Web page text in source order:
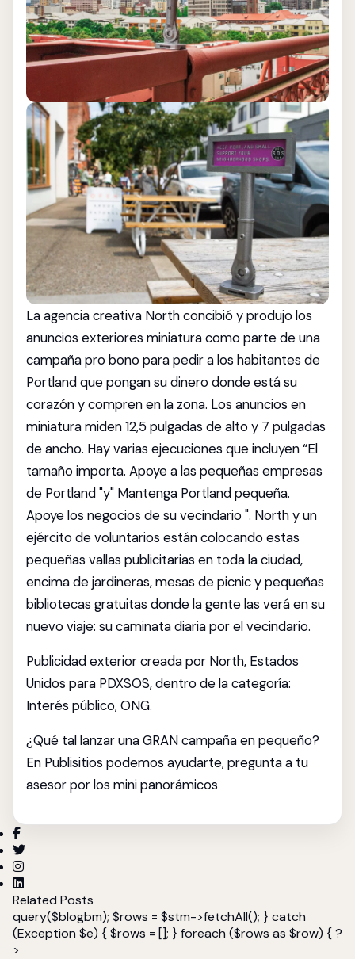
La agencia creativa North concibió y produjo los
anuncios exteriores miniatura como parte de una
campaña pro bono para pedir a los habitantes de
Portland que pongan su dinero donde está su
corazón y compren en la zona. Los anuncios en
miniatura miden 12,5 pulgadas de alto y 7 pulgadas
de ancho. Hay varias ejecuciones que incluyen “El
tamaño importa. Apoye a las pequeñas empresas
de Portland "y" Mantenga Portland pequeña.
Apoye los negocios de su vecindario ". North y un
ejército de voluntarios están colocando estas
pequeñas vallas publicitarias en toda la ciudad,
encima de jardineras, mesas de picnic y pequeñas
bibliotecas gratuitas donde la gente las verá en su
nuevo viaje: su caminata diaria por el vecindario.
Publicidad exterior creada por North, Estados
Unidos para PDXSOS, dentro de la categoría:
Interés público, ONG.
¿Qué tal lanzar una GRAN campaña en pequeño?
En Publisitios podemos ayudarte, pregunta a tu
asesor por los mini panorámicos
Related Posts
query($blogbm); $rows = $stm->fetchAll(); } catch
(Exception $e) { $rows = []; } foreach ($rows as $row) { ?
>